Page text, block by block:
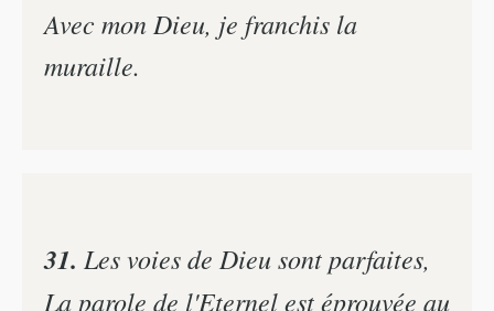
Avec mon Dieu, je franchis la
muraille.
31. Les voies de Dieu sont parfaites,
La parole de l'Eternel est éprouvée au